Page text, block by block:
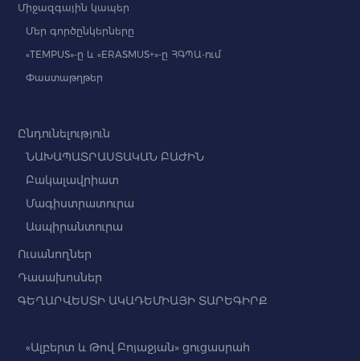
Միջազգային կապեր
Մեր գործընկերները
«TEMPUS»-ը և «ERASMUS+»-ը ՀԳՊԱ-ում
Փաստաթղթեր
Ընդունելություն
ՆԱԽԱՊԱՏՐԱՍՏԱԿԱՆ ԲԱԺԻՆ
Բակալավրիատ
Մագիստրատուրա
Ասպիրանտուրա
Ուսանողներ
Դասախոսներ
ԳԵՂԱՐՎԵՍՏԻ ԱԿԱԴԵՄԻԱՅԻ ՏԱՐԵԳԻՐՔ
«Ալբերտ և Թով Բոյաջյան» ցուցասրահ